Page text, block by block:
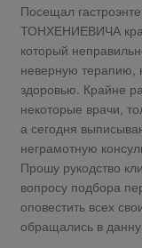
Посещал
ТОНХЕНИЕВИЧА
который
неверную терапию,
здоровью. Крайне
некоторые врачи,
а сегодня
неграмотную
Прошу рукодство
вопросу подбора
оповестить всех
обращались в